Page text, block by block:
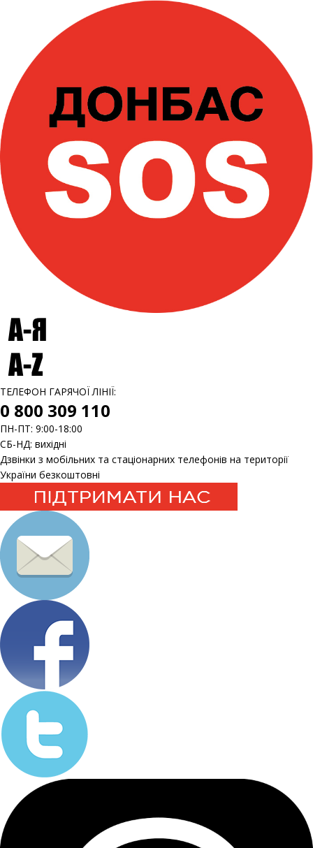
ТЕЛЕФОН ГАРЯЧОЇ ЛІНІЇ:
0 800 309 110
ПН-ПТ: 9:00-18:00
СБ-НД: вихідні
Дзвінки з мобільних та стаціонарних телефонів на території
України безкоштовні